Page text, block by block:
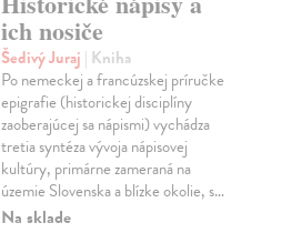
ich nosiče
Šedivý Juraj | Kniha
Po nemeckej a francúzskej príručke
epigrafie (historickej disciplíny
zaoberajúcej sa nápismi) vychádza
tretia syntéza vývoja nápisovej
kultúry, primárne zameraná na
územie Slovenska a blízke okolie, s…
Na sklade